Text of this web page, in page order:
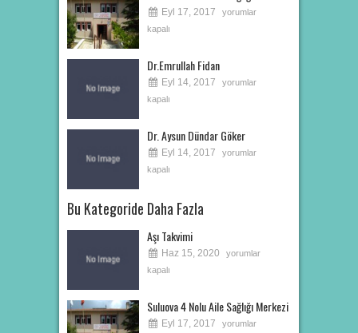
Eyl 17, 2017
yorumlar
kapalı
Dr.Emrullah Fidan
Eyl 14, 2017
yorumlar
kapalı
Dr. Aysun Dündar Göker
Eyl 14, 2017
yorumlar
kapalı
Bu Kategoride Daha Fazla
Aşı Takvimi
Haz 15, 2020
yorumlar
kapalı
Suluova 4 Nolu Aile Sağlığı Merkezi
Eyl 17, 2017
yorumlar